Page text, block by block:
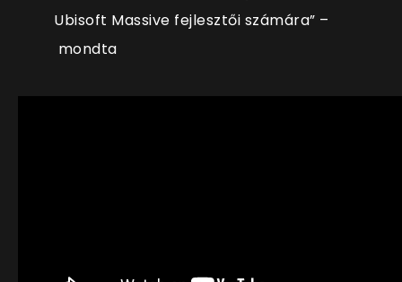
Ubisoft Massive fejlesztői számára” –
mondta